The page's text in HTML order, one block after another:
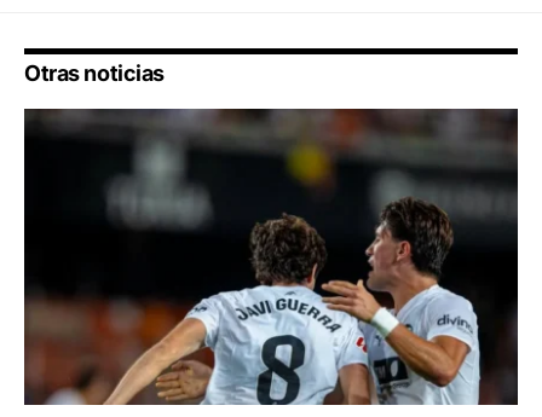
Otras noticias